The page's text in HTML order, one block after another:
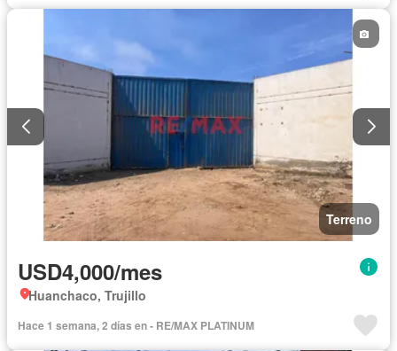
Terreno
USD4,000/mes
Huanchaco, Trujillo
Hace 1 semana, 2 días en - RE/MAX PLATINUM